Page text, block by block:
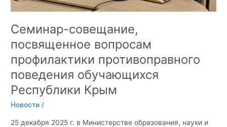
Семинар-совещание,
посвященное вопросам
профилактики противоправного
поведения обучающихся
Республики Крым
Новости /
25 декабря 2025 г. в Министерстве образования, науки и